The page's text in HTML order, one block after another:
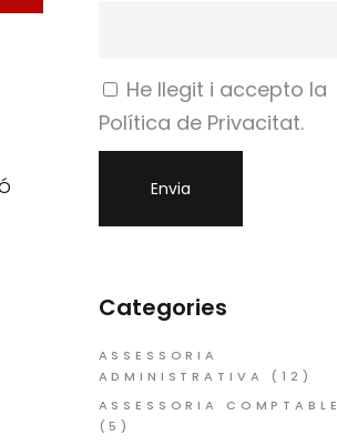
He llegit i accepto la
Política de Privacitat.
Categories
ASSESSORIA
ADMINISTRATIVA
(12)
ASSESSORIA COMPTABLE
(5)